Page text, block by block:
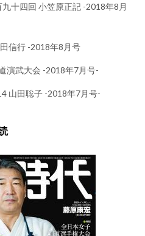
十四回 小笠原正記 -2018年8月
信行 -2018年8月号
演武大会 -2018年7月号-
山田聡子 -2018年7月号-